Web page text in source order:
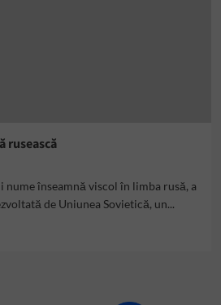
rusească
înseamnă viscol în limba rusă, a
de Uniunea Sovietică, un...